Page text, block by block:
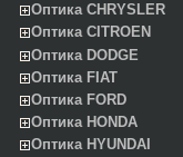
Оптика CHRYSLER
Оптика CITROEN
Оптика DODGE
Оптика FIAT
Оптика FORD
Оптика HONDA
Оптика HYUNDAI